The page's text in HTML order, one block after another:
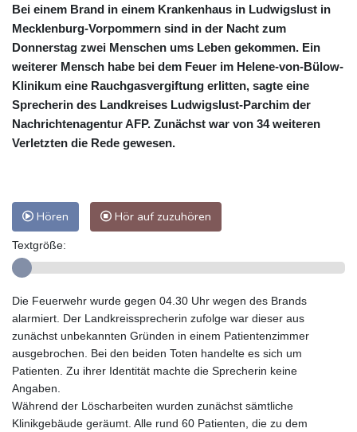
Bei einem Brand in einem Krankenhaus in Ludwigslust in
Mecklenburg-Vorpommern sind in der Nacht zum
Donnerstag zwei Menschen ums Leben gekommen. Ein
weiterer Mensch habe bei dem Feuer im Helene-von-Bülow-
Klinikum eine Rauchgasvergiftung erlitten, sagte eine
Sprecherin des Landkreises Ludwigslust-Parchim der
Nachrichtenagentur AFP. Zunächst war von 34 weiteren
Verletzten die Rede gewesen.
Hören Hör auf zuzuhören
Textgröße:
Die Feuerwehr wurde gegen 04.30 Uhr wegen des Brands
alarmiert. Der Landkreissprecherin zufolge war dieser aus
zunächst unbekannten Gründen in einem Patientenzimmer
ausgebrochen. Bei den beiden Toten handelte es sich um
Patienten. Zu ihrer Identität machte die Sprecherin keine
Angaben.
Während der Löscharbeiten wurden zunächst sämtliche
Klinikgebäude geräumt. Alle rund 60 Patienten, die zu dem